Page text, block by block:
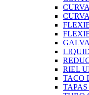
RIEL
TACO